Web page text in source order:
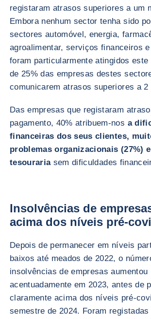
registaram atrasos superiores a um
Embora nenhum sector tenha sido
sectores automóvel, energia,
agroalimentar, serviços financeiros
foram particularmente atingidos este
de 25% das empresas destes
comunicarem atrasos superiores a 2
Das empresas que registaram
pagamento, 40% atribuem-nos a
financeiras dos seus clientes,
problemas organizacionais (27%)
tesouraria sem dificuldades
Insolvências de
acima dos níveis pré-
Depois de permanecer em níveis
baixos até meados de 2022, o
insolvências de empresas aumentou
acentuadamente em 2023, antes de
claramente acima dos níveis pré-
semestre de 2024. Foram registadas